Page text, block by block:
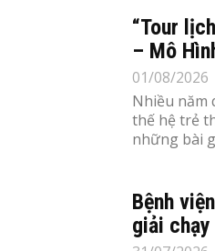
“Tour
– Mô
01/08/2026
Nhiều năm
thế hệ trẻ
những bài
Bệnh
giải